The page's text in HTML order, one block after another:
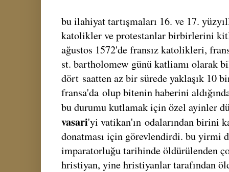
bu ilahiyat tartışmaları 16. ve 17.
katolikler ve protestanlar birbirlerini
ağustos 1572'de fransız katolikleri,
st. bartholomew günü katliamı olarak
dört saatten az bir sürede yaklaşık 10
fransa'da olup bitenin haberini
bu durumu kutlamak için özel ayinler
vasari'yi vatikan'ın odalarından birini
donatması için görevlendirdi. bu yirmi
imparatorluğu tarihinde öldürülenden
hristiyan, yine hristiyanlar tarafından